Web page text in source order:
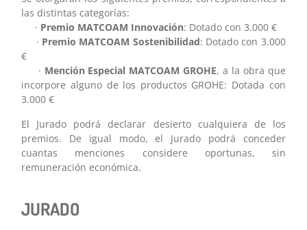
las distintas categorías:
· Premio MATCOAM Innovación: Dotado con 3.000 €
· Premio MATCOAM Sostenibilidad: Dotado con 3.000
€
· Mención Especial MATCOAM GROHE, a la obra que
incorpore alguno de los productos GROHE: Dotada con
3.000 €
El Jurado podrá declarar desierto cualquiera de los
premios. De igual modo, el Jurado podrá conceder
cuantas menciones considere oportunas, sin
remuneración económica.
JURADO